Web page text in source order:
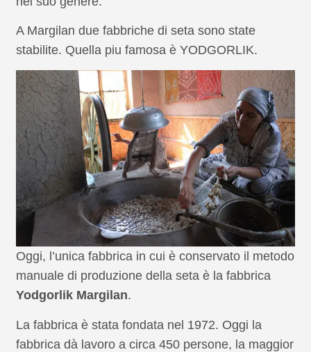
A Margilan due fabbriche di seta sono state
stabilite. Quella piu famosa è YODGORLIK.
Oggi, l’unica fabbrica in cui è conservato il metodo
manuale di produzione della seta è la fabbrica
Yodgorlik Margilan.
La fabbrica è stata fondata nel 1972. Oggi la
fabbrica dà lavoro a circa 450 persone, la maggior